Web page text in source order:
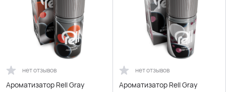
нет отзывов
Ароматизатор Rell Gray
нет отзывов
Ароматизатор Rell Gray